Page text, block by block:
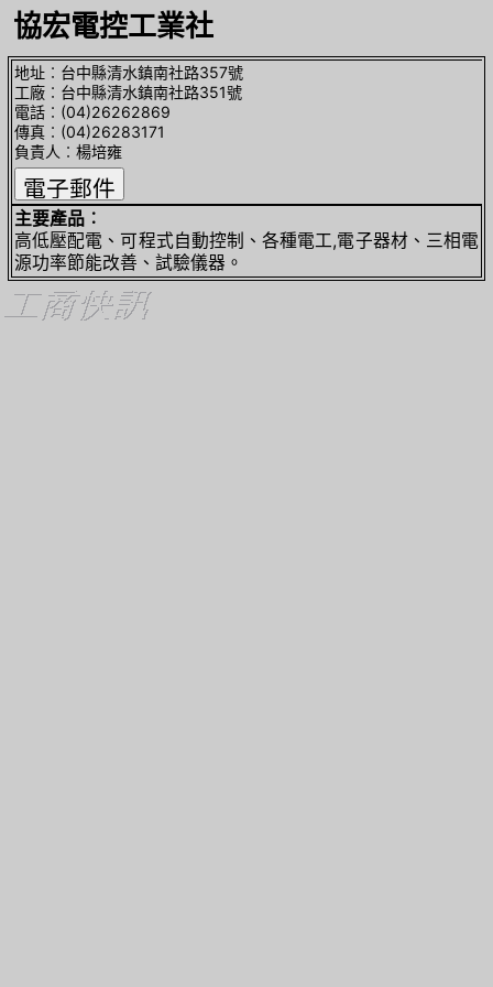
協宏電控工業社
地址︰台中縣清水鎮南社路357號
工廠︰台中縣清水鎮南社路351號
電話︰(04)26262869
傳真︰(04)26283171
負責人︰楊培雍
主要產品︰
高低壓配電、可程式自動控制、各種電工,電子器材、三相電
源功率節能改善、試驗儀器。